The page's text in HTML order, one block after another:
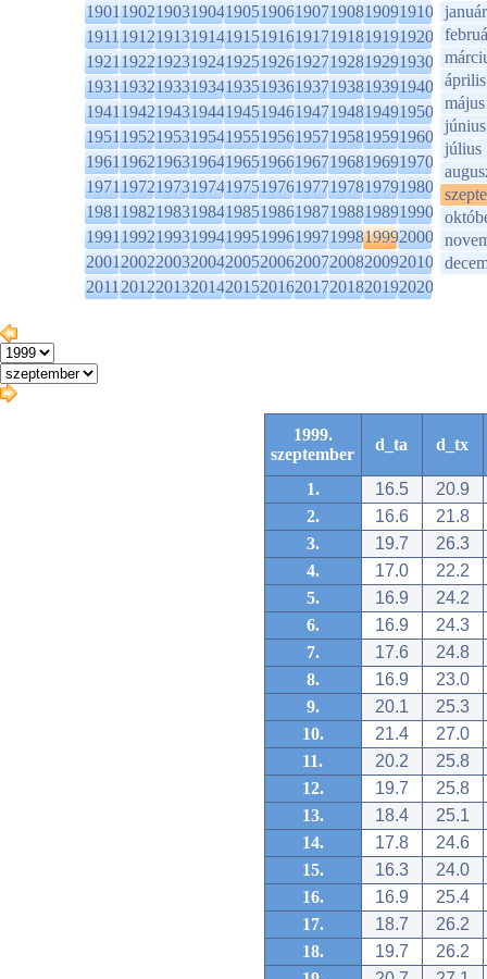
1901190219031904190519061907190819091910
1911191219131914191519161917191819191920
1921192219231924192519261927192819291930
1931193219331934193519361937193819391940
1941194219431944194519461947194819491950
1951195219531954195519561957195819591960
1961196219631964196519661967196819691970
1971197219731974197519761977197819791980
1981198219831984198519861987198819891990
1991199219931994199519961997199819992000
2001200220032004200520062007200820092010
2011201220132014201520162017201820192020
január
április
május
június
július
1999.
szeptember
d_ta d_tx
1. 16.5
20.9
2.
16.6
21.8
3.
19.7
26.3
4.
17.0
22.2
5.
16.9
24.2
6.
16.9
24.3
7.
17.6
24.8
8.
16.9
23.0
9.
20.1
25.3
10.
21.4
27.0
11.
20.2
25.8
12.
19.7
25.8
13.
18.4
25.1
14.
17.8
24.6
15.
16.3
24.0
16.
16.9
25.4
17.
18.7
26.2
18.
19.7
26.2